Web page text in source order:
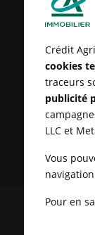
MENTIONS
Crédit
cookies
traceurs
publicité
LLC et
Vous
Pour en